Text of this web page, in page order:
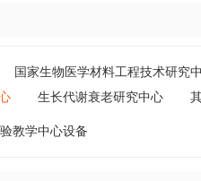
国家生物医学材料工程技术研究
生长代谢衰老研究中心
教学中心设备